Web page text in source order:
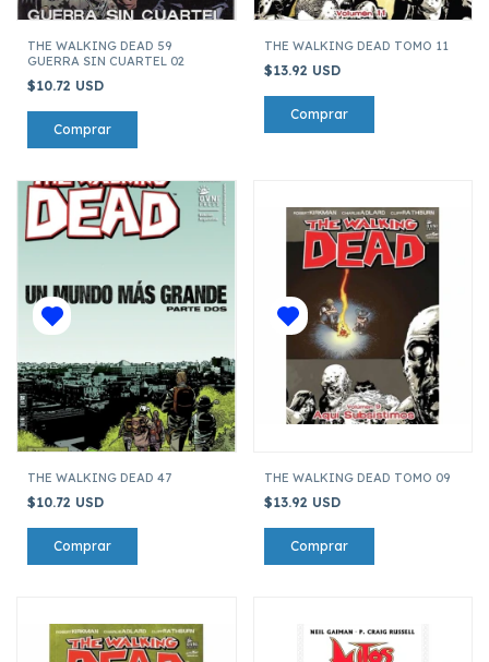
THE WALKING DEAD 59
GUERRA SIN CUARTEL 02
$10.72 USD
THE WALKING DEAD TOMO 11
$13.92 USD
THE WALKING DEAD 47
$10.72 USD
THE WALKING DEAD TOMO 09
$13.92 USD